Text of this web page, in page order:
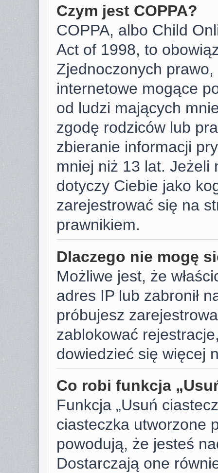
Czym jest COPPA?
COPPA, albo Child
Act of 1998, to
Zjednoczonych
internetowe mogące
od ludzi mających
zgodę rodziców lub
zbieranie informacji
mniej niż 13 lat. Jeżeli
dotyczy Ciebie jako
zarejestrować się na
prawnikiem.
Dlaczego nie mogę
Możliwe jest, że
adres IP lub zabronił
próbujesz
zablokować
dowiedzieć się więcej
Co robi funkcja
Funkcja „Usuń
ciasteczka utworzone
powodują, że jesteś
Dostarczają one